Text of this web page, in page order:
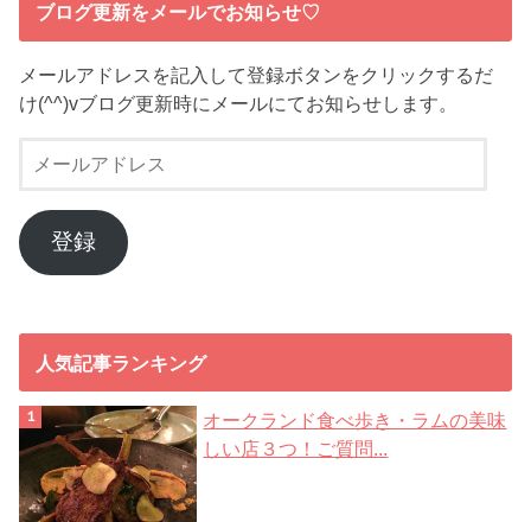
ブログ更新をメールでお知らせ♡
メールアドレスを記入して登録ボタンをクリックするだ
け(^^)vブログ更新時にメールにてお知らせします。
ー
ア
ド
登録
人気記事ランキング
オークランド食べ歩き・ラムの美味
しい店３つ！ご質問...